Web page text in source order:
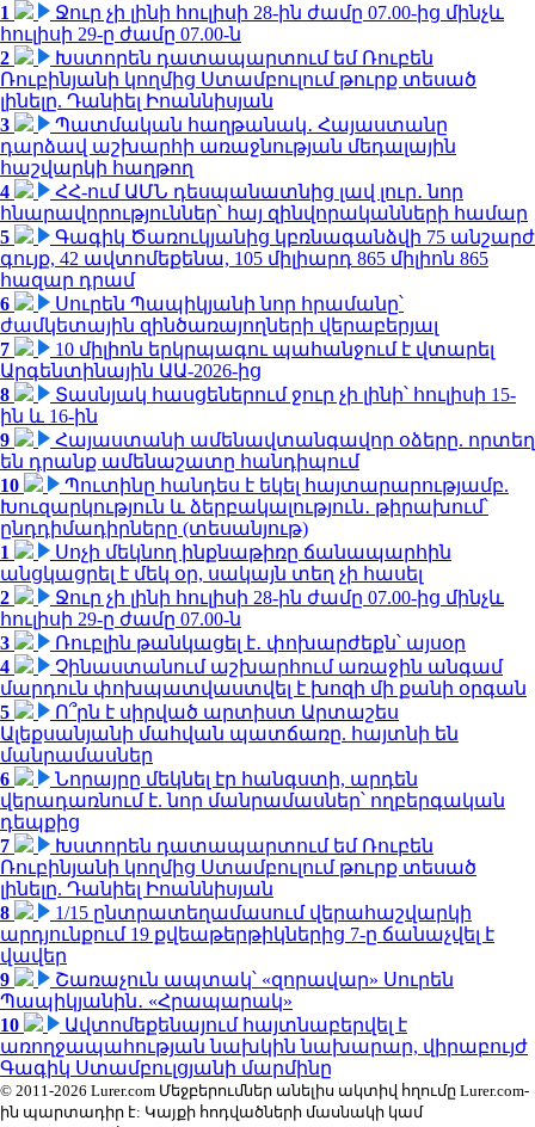
1
Ջուր չի լինի հուլիսի 28-ին ժամը 07.00-ից մինչև
հուլիսի 29-ը ժամը 07.00-ն
2
Խստորեն դատապարտում եմ Ռուբեն
Ռուբինյանի կողմից Ստամբուլում թուրք տեսած
լինելը. Դանիել Իոաննիսյան
3
Պատմական հաղթանակ․ Հայաստանը
դարձավ աշխարհի առաջնության մեդալային
հաշվարկի հաղթող
4
ՀՀ-ում ԱՄՆ դեսպանատնից լավ լուր․ նոր
հնարավորություններ՝ հայ զինվորականների համար
5
Գագիկ Ծառուկյանից կբռնագանձվի 75 անշարժ
գույք, 42 ավտոմեքենա, 105 միլիարդ 865 միլիոն 865
հազար դրամ
6
Սուրեն Պապիկյանի նոր հրամանը՝
ժամկետային զինծառայողների վերաբերյալ
7
10 միլիոն երկրպագու պահանջում է վտարել
Արգենտինային ԱԱ-2026-ից
8
Տասնյակ հասցեներում ջուր չի լինի՝ հուլիսի 15-
ին և 16-ին
9
Հայաստանի ամենավտանգավոր օձերը. որտեղ
են դրանք ամենաշատը հանդիպում
10
Պուտինը հանդես է եկել հայտարարությամբ.
Խուզարկություն և ձերբակալություն․ թիրախում՝
ընդդիմադիրները (տեսանյութ)
1
Սոչի մեկնող ինքնաթիռը ճանապարհին
անցկացրել է մեկ օր, սակայն տեղ չի հասել
2
Ջուր չի լինի հուլիսի 28-ին ժամը 07.00-ից մինչև
հուլիսի 29-ը ժամը 07.00-ն
3
Ռուբլին թանկացել է․ փոխարժեքն՝ այսօր
4
Չինաստանում աշխարհում առաջին անգամ
մարդուն փոխպատվաստվել է խոզի մի քանի օրգան
5
Ո՞րն է սիրված արտիստ Արտաշես
Ալեքսանյանի մահվան պատճառը. հայտնի են
մանրամասներ
6
Նորայրը մեկնել էր հանգստի, արդեն
վերադառնում է. նոր մանրամասներ՝ ողբերգական
դեպքից
7
Խստորեն դատապարտում եմ Ռուբեն
Ռուբինյանի կողմից Ստամբուլում թուրք տեսած
լինելը. Դանիել Իոաննիսյան
8
1/15 ընտրատեղամասում վերահաշվարկի
արդյունքում 19 քվեաթերթիկներից 7-ը ճանաչվել է
վավեր
9
Շառաչուն ապտակ՝ «զորավար» Սուրեն
Պապիկյանին․ «Հրապարակ»
10
Ավտոմեքենայում հայտնաբերվել է
առողջապահության նախկին նախարար, վիրաբույժ
Գագիկ Ստամբուլցյանի մարմինը
© 2011-2026 Lurer.com Մեջբերումներ անելիս ակտիվ հղումը Lurer.com-
ին պարտադիր է: Կայքի հոդվածների մասնակի կամ